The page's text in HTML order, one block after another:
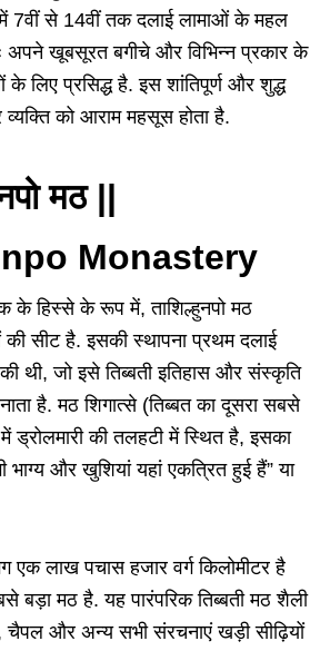
7वीं से 14वीं तक दलाई लामाओं के महल
अपने खूबसूरत बगीचे और विभिन्न प्रकार के
के लिए प्रसिद्ध है. इस शांतिपूर्ण और शुद्ध
को आराम महसूस होता है.
मठ ||
Monastery
के हिस्से के रूप में, ताशिल्हुनपो मठ
सीट है. इसकी स्थापना प्रथम दलाई
थी, जो इसे तिब्बती इतिहास और संस्कृति
है. मठ शिगात्से (तिब्बत का दूसरा सबसे
ड्रोलमारी की तलहटी में स्थित है, इसका
भाग्य और खुशियां यहां एकत्रित हुई हैं” या
एक लाख पचास हजार वर्ग किलोमीटर है
मठ है. यह पारंपरिक तिब्बती मठ शैली
चैपल और अन्य सभी संरचनाएं खड़ी सीढ़ियों